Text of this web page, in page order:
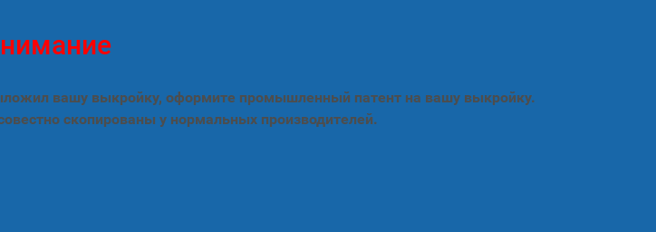
вашу выкройку, оформите промышленный патент на вашу выкройку.
скопированы у нормальных производителей.